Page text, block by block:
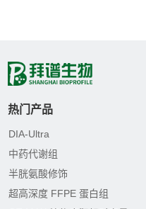
热门产品
DIA-Ultra
中药代谢组
半胱氨酸修饰
超高深度 FFPE 蛋白组